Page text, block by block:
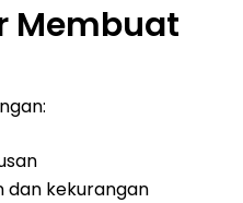
Membuat
dan kekurangan